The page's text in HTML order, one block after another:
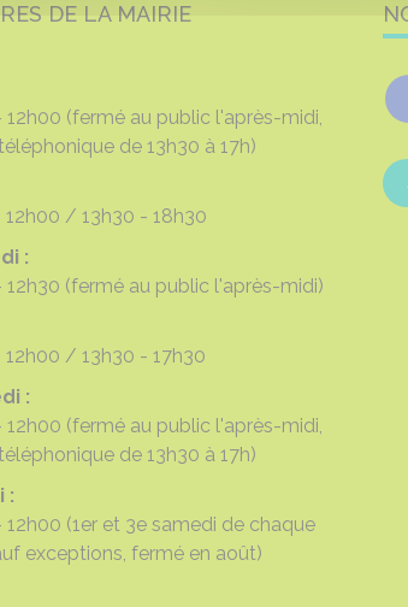
DE LA MAIRIE
(fermé au public l'après-midi,
de 13h30 à 17h)
13h30 - 18h30
:
(fermé au public l'après-midi)
13h30 - 17h30
:
(fermé au public l'après-midi,
de 13h30 à 17h)
:
(1er et 3e samedi de chaque
exceptions, fermé en août)